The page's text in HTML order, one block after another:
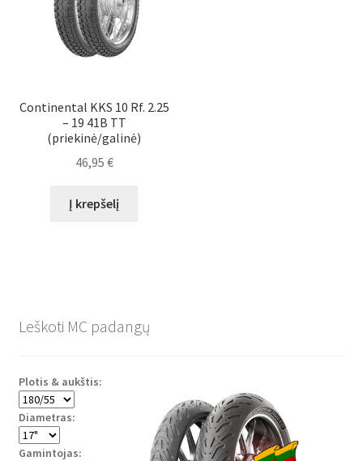
Continental KKS 10 Rf. 2.25
– 19 41B TT
(priekinė/galinė)
46,95 €
Į krepšelį
Leškoti MC padangų
Plotis & aukštis:
Diametras:
Gamintojas: